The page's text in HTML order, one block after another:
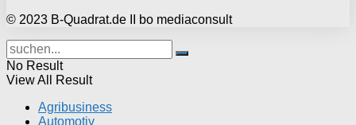
© 2023 B-Quadrat.de II bo mediaconsult
No Result
View All Result
Agribusiness
Automotiv